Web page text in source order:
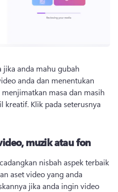
anda mahu gubah
anda dan menentukan
masa dan masih
kreatif. Klik pada seterusnya
muzik atau fon
nisbah aspek terbaik
aset video yang anda
jika anda ingin video